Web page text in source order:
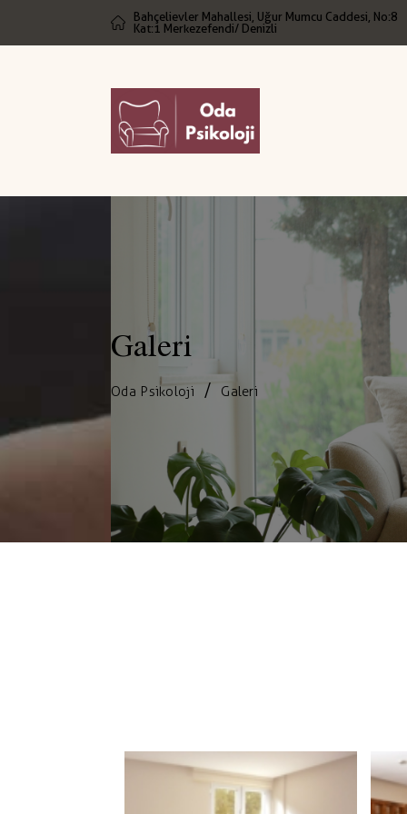
Bahçelievler Mahallesi, Uğur Mumcu Caddesi, No:8
Kat:1 Merkezefendi / Denizli
Galeri
Oda Psikoloji Galeri